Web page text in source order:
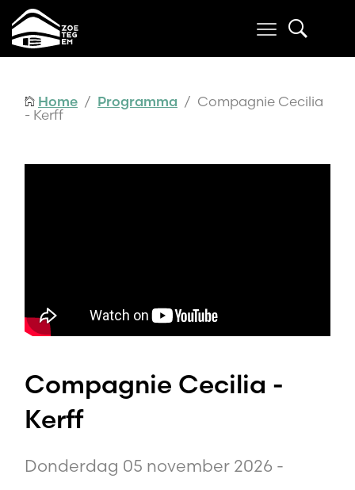
Home / Programma / Compagnie Cecilia
- Kerff
Compagnie Cecilia -
Kerff
Donderdag 05 november 2026 -